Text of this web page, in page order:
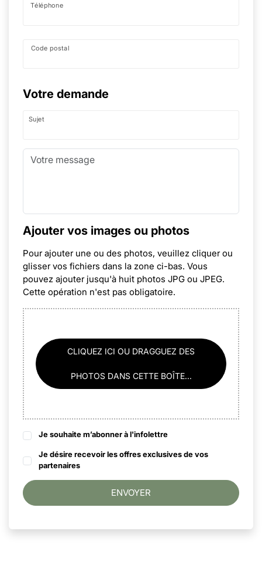
Téléphone
Code postal
Votre demande
Sujet
Ajouter vos images ou photos
Pour ajouter une ou des photos, veuillez cliquer ou
glisser vos fichiers dans la zone ci-bas. Vous
pouvez ajouter jusqu'à huit photos JPG ou JPEG.
Cette opération n'est pas obligatoire.
CLIQUEZ ICI OU DRAGGUEZ DES
PHOTOS DANS CETTE BOÎTE...
Je souhaite m’abonner à l'infolettre
Je désire recevoir les offres exclusives de vos
partenaires
ENVOYER